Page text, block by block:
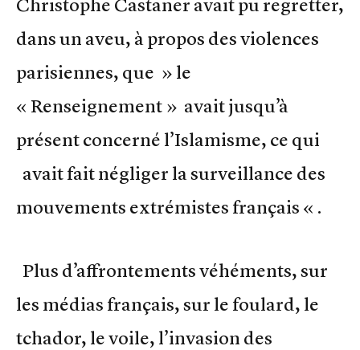
Christophe Castaner avait pu regretter,
dans un aveu, à propos des violences
parisiennes, que » le
« Renseignement » avait jusqu’à
présent concerné l’Islamisme, ce qui
avait fait négliger la surveillance des
mouvements extrémistes français « .
Plus d’affrontements véhéments, sur
les médias français, sur le foulard, le
tchador, le voile, l’invasion des